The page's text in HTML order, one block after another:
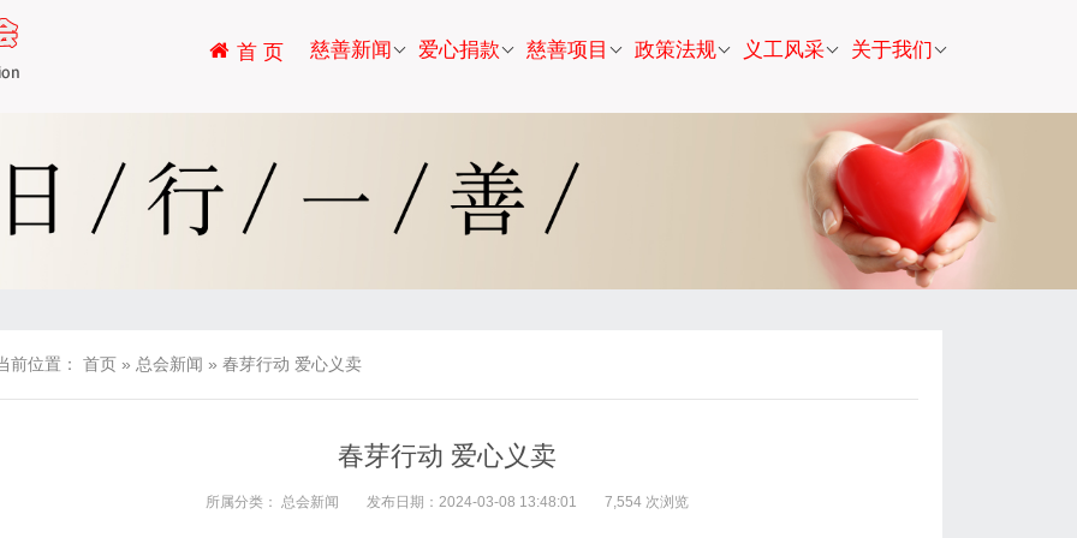
首 页 慈善新闻 爱心捐款 慈善项目 政策法规 义工风采 关于我们
前位置： 首页 » 总会新闻 » 春芽行动 爱心义卖
春芽行动 爱心义卖
所属分类： 总会新闻 发布日期：2024-03-08 13:48:01 7,554 次浏览